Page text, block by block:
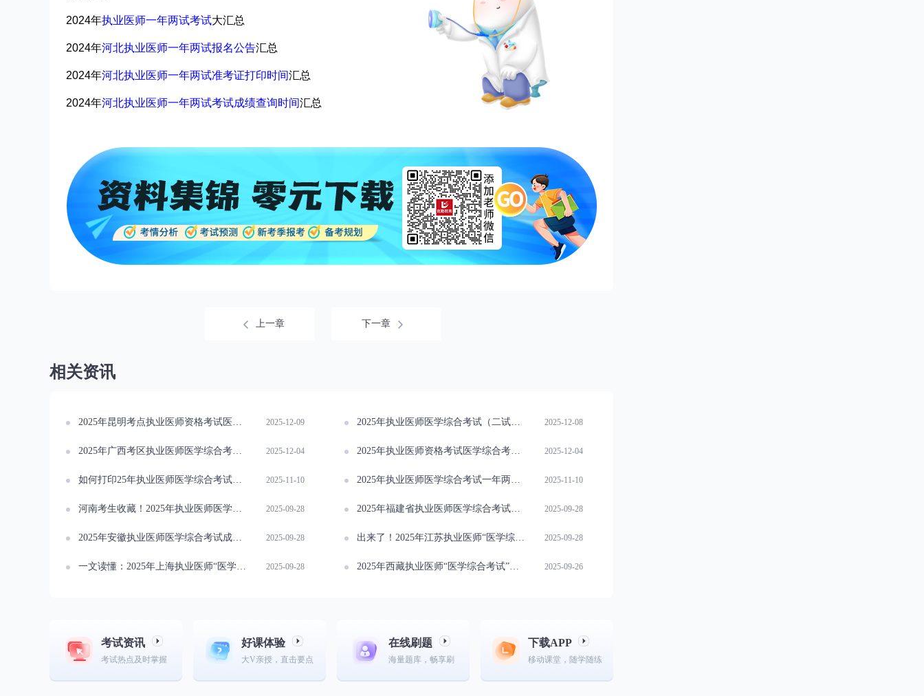
2024年执业医师一年两试考试大汇总
2024年河北执业医师一年两试报名公告汇总
2024年河北执业医师一年两试准考证打印时间汇总
2024年河北执业医师一年两试考试成绩查询时间汇总
上一章 下一章
相关资讯
2025年昆明考点执业医师资格考试医学综合二试成绩查询通知 2025-12-09 2025年执业医师医学综合考试（二试）成绩分析报告征订通知 2025-12-08
2025年广西考区执业医师医学综合考试（二试）成绩查询通知 2025-12-04 2025年执业医师资格考试医学综合考试（二试）成绩查询通知 2025-12-04
如何打印25年执业医师医学综合考试二试成绩单？ 2025-11-10 2025年执业医师医学综合考试一年两试成绩显示不一致怎么办？ 2025-11-10
河南考生收藏！2025年执业医师医学综合考试成绩查询时间及方式 2025-09-28 2025年福建省执业医师医学综合考试成绩查询时间和方式大盘点 2025-09-28
2025年安徽执业医师医学综合考试成绩何时可查？方式有哪些？ 2025-09-28 出来了！2025年江苏执业医师“医学综合考试”成绩查询入口 2025-09-28
一文读懂：2025年上海执业医师“医学综合考试”成绩查询攻略 2025-09-28 2025年西藏执业医师“医学综合考试”成绩查询指南 2025-09-26
考试资讯
考试热点及时掌握
好课体验
大V亲授，直击要点
在线刷题
海量题库，畅享刷
下载APP
移动课堂，随学随练